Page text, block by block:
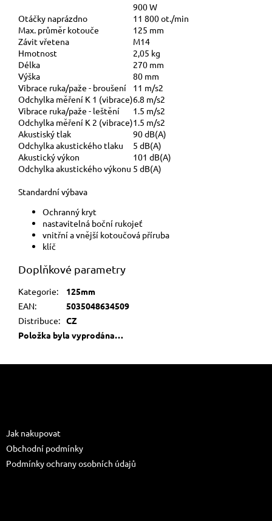
900 W
Otáčky naprázdno
11 800 ot./min
Max. průměr kotouče
125 mm
Závit vřetena
M14
Hmotnost
2,05 kg
Délka
270 mm
Výška
80 mm
Vibrace ruka/paže - broušení
11 m/s2
Odchylka měření K 1 (vibrace)6.8 m/s2
Vibrace ruka/paže - leštění
1.5 m/s2
Odchylka měření K 2 (vibrace)1.5 m/s2
Akustiský tlak
90 dB(A)
Odchylka akustického tlaku
5 dB(A)
Akustický výkon
101 dB(A)
Odchylka akustického výkonu 5 dB(A)
Standardní výbava
Ochranný kryt
nastavitelná boční rukojeť
vnitřní a vnější kotoučová příruba
klíč
Doplňkové parametry
Kategorie:
125mm
EAN:
5035048634509
Distribuce: CZ
Položka byla vyprodána…
Jak nakupovat
Obchodní podmínky
Podmínky ochrany osobních údajů